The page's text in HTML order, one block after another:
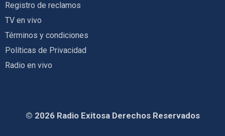
Registro de reclamos
TV en vivo
Términos y condiciones
Políticas de Privacidad
Radio en vivo
© 2026 Radio Exitosa Derechos Reservados